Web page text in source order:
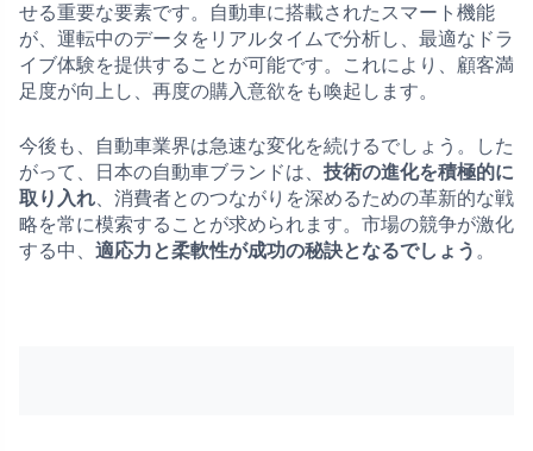
せる重要な要素です。自動車に搭載されたスマート機能
が、運転中のデータをリアルタイムで分析し、最適なドラ
イブ体験を提供することが可能です。これにより、顧客満
足度が向上し、再度の購入意欲をも喚起します。
今後も、自動車業界は急速な変化を続けるでしょう。した
がって、日本の自動車ブランドは、 技術の進化を積極的に
取り入れ、消費者とのつながりを深めるための革新的な戦
略を常に模索することが求められます。市場の競争が激化
する中、 適応力と柔軟性が成功の秘訣となるでしょう 。